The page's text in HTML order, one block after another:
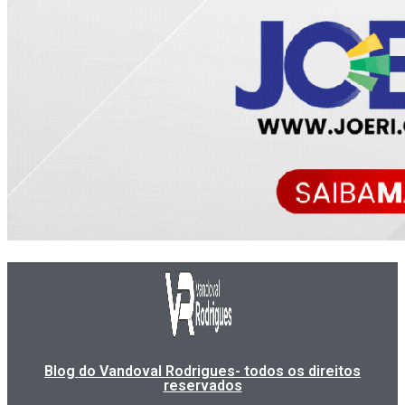
Blog do Vandoval Rodrigues- todos os direitos
reservados